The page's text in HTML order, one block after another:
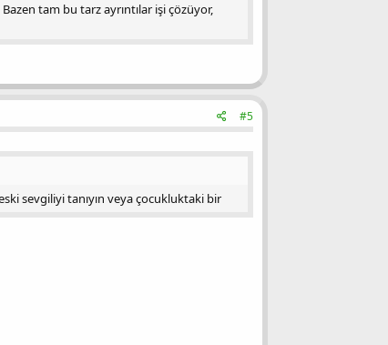
tam bu tarz ayrıntılar işi çözüyor,
#5
sevgiliyi tanıyın veya çocukluktaki bir